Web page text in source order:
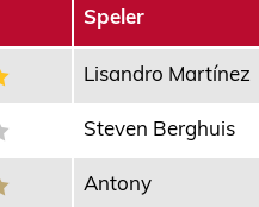
Speler
Lisandro Martínez
Steven Berghuis
Antony